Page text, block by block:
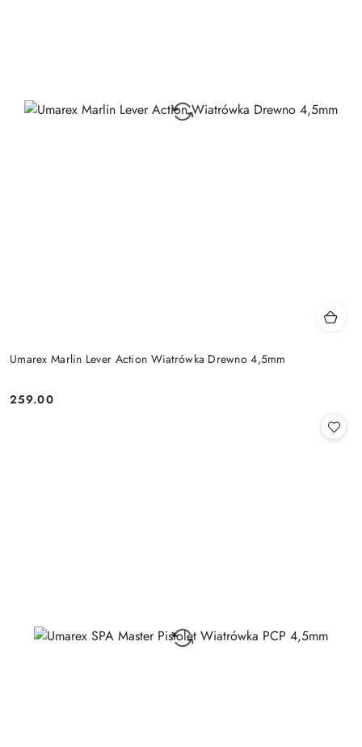
Umarex Marlin Lever Action Wiatrówka Drewno 4,5mm
Cena:
259.00